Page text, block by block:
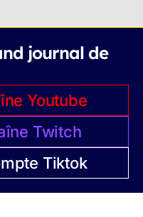
journal de
Youtube
Twitch
Tiktok